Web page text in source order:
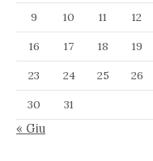
9
10 11 12
16
17 18 19
23
24 25 26
30
31
« Giu